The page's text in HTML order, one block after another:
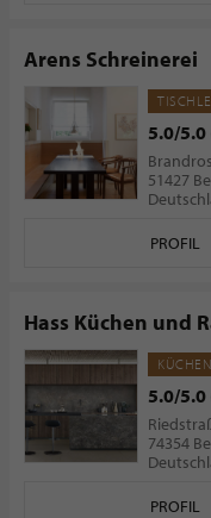
Arens Schreinerei
5.0/5.0
51427
PROFIL
Hass Küchen und
5.0/5.0
74354
PROFIL